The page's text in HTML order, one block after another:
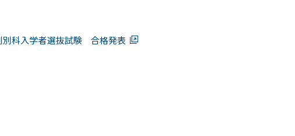
別科入学者選抜試験 合格発表